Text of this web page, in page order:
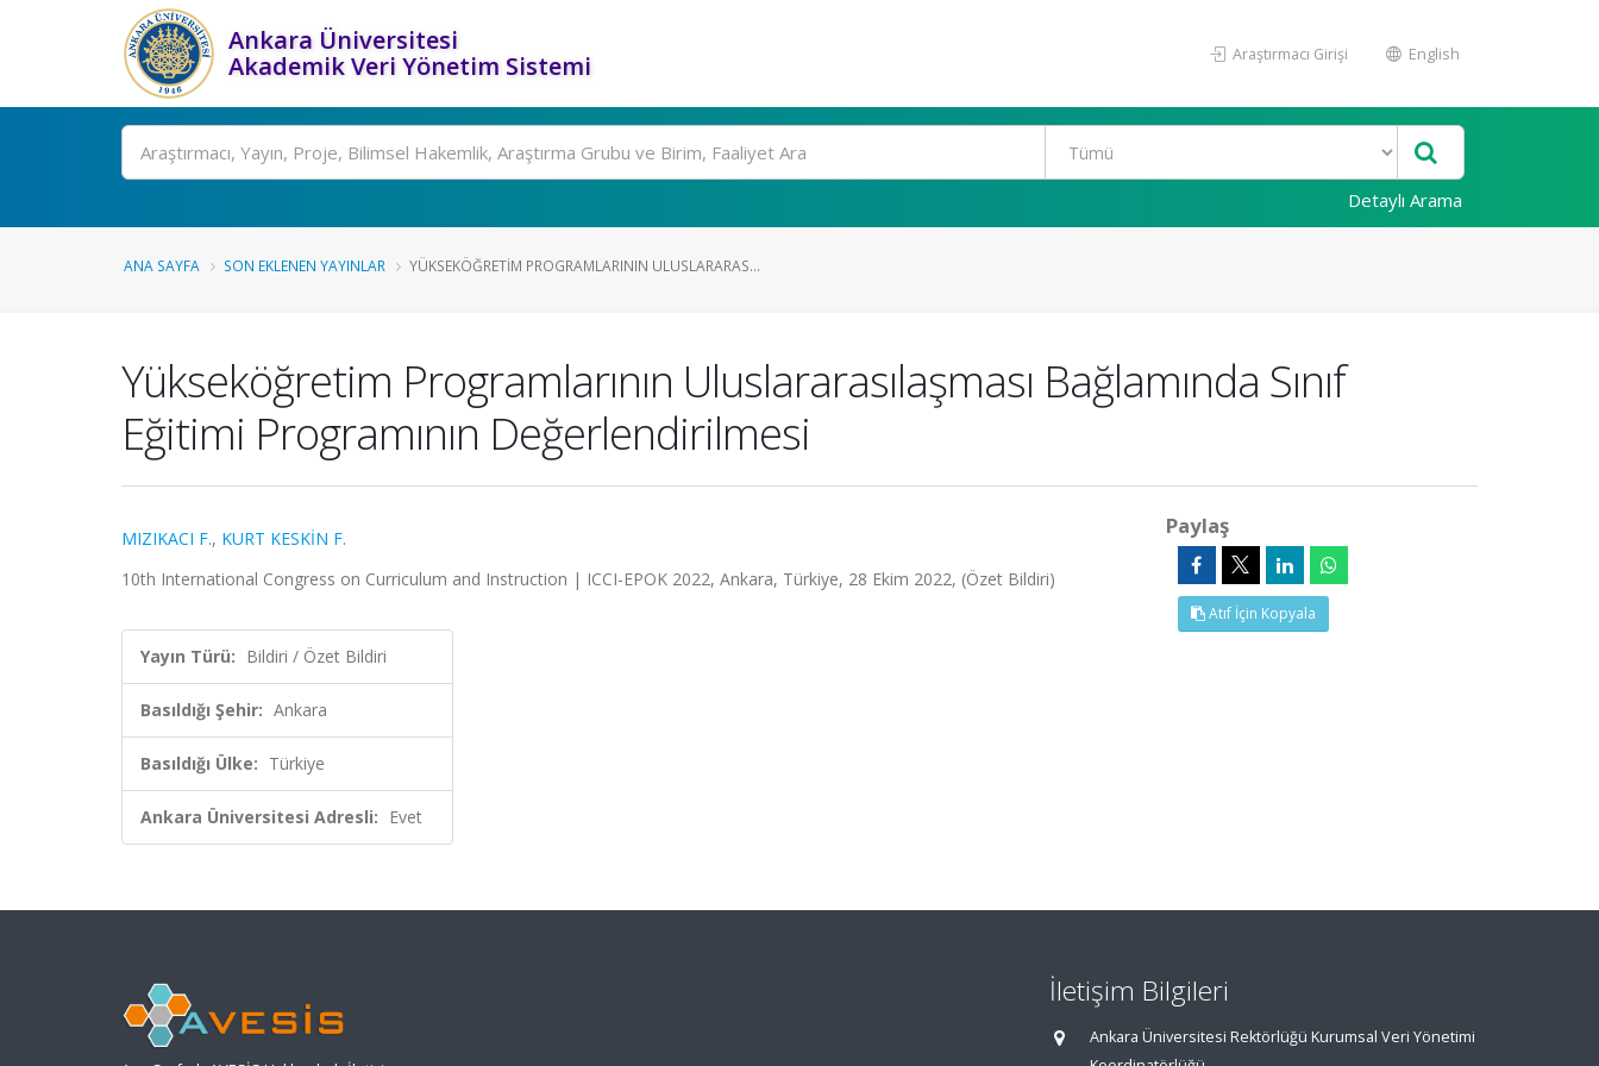
Ankara Üniversitesi
Akademik Veri Yönetim Sistemi
Araştırmacı Girişi English
Ara
Detaylı Arama
ANA SAYFA SON EKLENEN YAYINLAR YÜKSEKÖĞRETIM PROGRAMLARININ ULUSLARARAS...
Yükseköğretim Programlarının Uluslararasılaşması Bağlamında Sınıf
Eğitimi Programının Değerlendirilmesi
MIZIKACI F., KURT KESKİN F.
10th International Congress on Curriculum and Instruction | ICCI-EPOK 2022, Ankara, Türkiye, 28 Ekim 2022, (Özet Bildiri)
Yayın Türü: Bildiri / Özet Bildiri
Basıldığı Şehir: Ankara
Basıldığı Ülke: Türkiye
Ankara Üniversitesi Adresli: Evet
Paylaş
Atıf İçin Kopyala
İletişim Bilgileri
Ankara Üniversitesi Rektörlüğü Kurumsal Veri Yönetimi